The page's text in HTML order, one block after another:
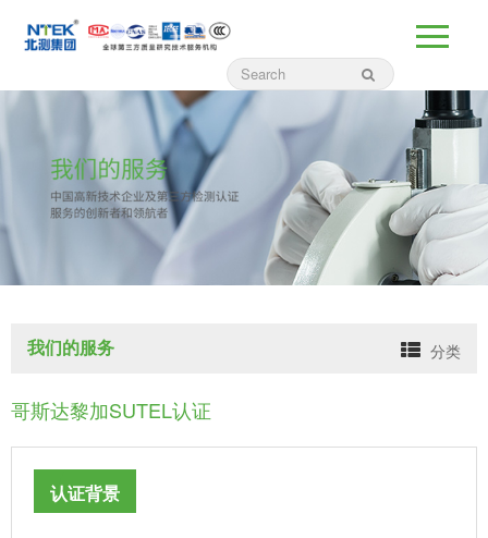
我们的服务 分类
哥斯达黎加SUTEL认证
认证背景